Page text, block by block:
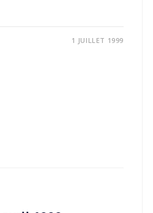
1 JUILLET 1999